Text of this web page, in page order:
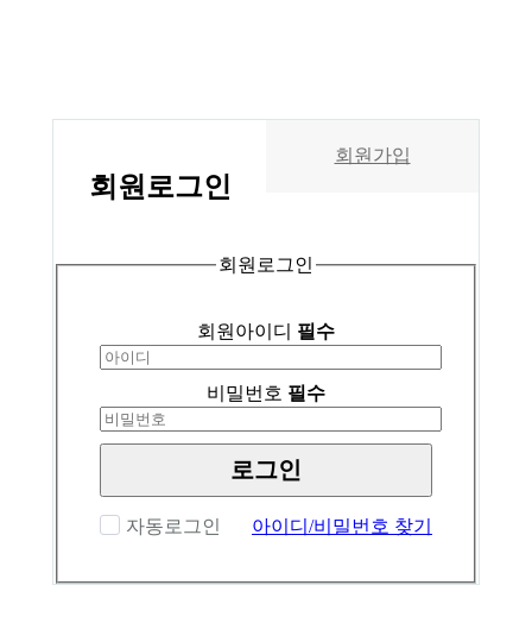
회원 로그인
회원가입
회원로그인
회원아이디 필수
비밀번호 필수
로그인
자동로그인 아이디/비밀번호 찾기